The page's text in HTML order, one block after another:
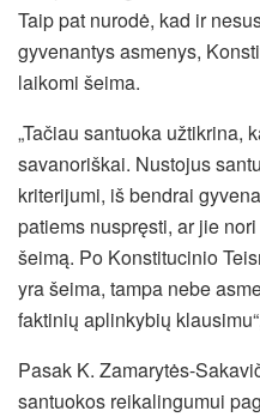
Taip pat nurodė, kad ir
gyvenantys asmenys,
laikomi šeima.
„Tačiau santuoka užtikrina,
savanoriškai. Nustojus
kriterijumi, iš bendrai
patiems nuspręsti, ar jie
šeimą. Po Konstitucinio
yra šeima, tampa nebe
faktinių aplinkybių
Pasak K. Zamarytės-
santuokos reikalingumui